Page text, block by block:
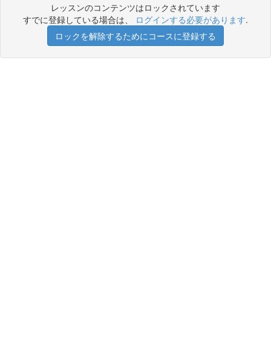
レッスンのコンテンツはロックされています
すでに登録している場合は、 ログインする必要があります.
ロックを解除するためにコースに登録する